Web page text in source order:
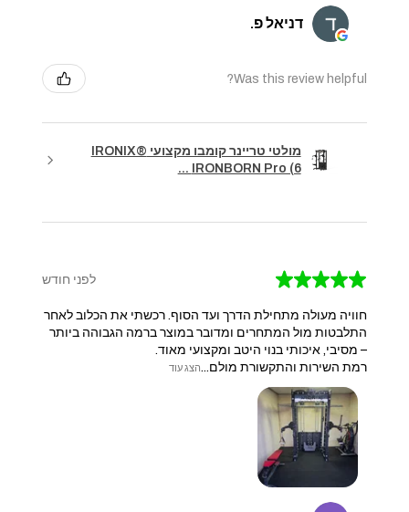
דניאל פ.
Was this review helpful?
מולטי טריינר קומבו מקצועי IRONIX®
IRONBORN Pro (6 ...
★
★
★
★
★ לפני חודש
חוויה מעולה מתחילת הדרך ועד הסוף. רכשתי את הכלוב לאחר
התלבטות מול המתחרים ומדובר במוצר ברמה הגבוהה ביותר
– מסיבי, איכותי בנוי היטב ומקצועי מאוד.
​רמת השירות והתקשורת מולם...הצג עוד